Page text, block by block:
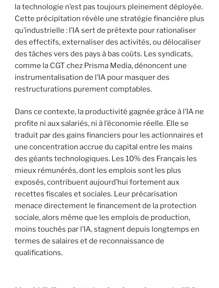
la technologie n’est pas toujours pleinement déployée.
Cette précipitation révèle une stratégie financière plus
qu’industrielle : l’IA sert de prétexte pour rationaliser
des effectifs, externaliser des activités, ou délocaliser
des tâches vers des pays à bas coûts. Les syndicats,
comme la CGT chez Prisma Media, dénoncent une
instrumentalisation de l’IA pour masquer des
restructurations purement comptables.
Dans ce contexte, la productivité gagnée grâce à l’IA ne
profite ni aux salariés, ni à l’économie réelle. Elle se
traduit par des gains financiers pour les actionnaires et
une concentration accrue du capital entre les mains
des géants technologiques. Les 10% des Français les
mieux rémunérés, dont les emplois sont les plus
exposés, contribuent aujourd’hui fortement aux
recettes fiscales et sociales. Leur précarisation
menace directement le financement de la protection
sociale, alors même que les emplois de production,
moins touchés par l’IA, stagnent depuis longtemps en
termes de salaires et de reconnaissance de
qualifications.